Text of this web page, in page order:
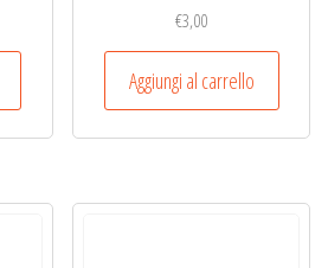
€3,00
Aggiungi al carrello